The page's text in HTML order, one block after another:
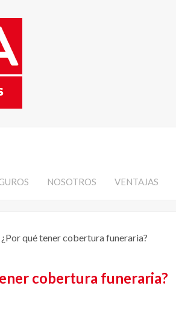
NOSOTROS VENTAJAS
¿Por qué tener cobertura funeraria?
cobertura funeraria?